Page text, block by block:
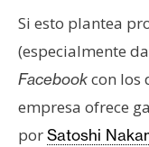
Si esto plantea
(especialmente
Facebookcon los
empresa ofrece
porSatoshi